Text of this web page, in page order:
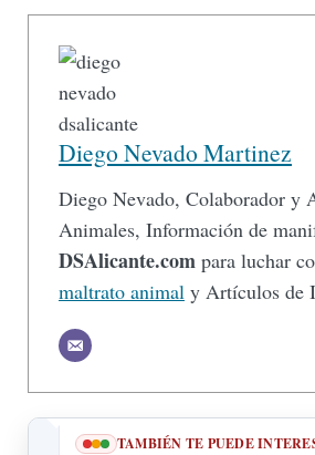
Diego Nevado Martinez
Diego Nevado, Colaborador y
Animales, Información de
DSAlicante.com para luchar
maltrato animal y Artículos de
TAMBIÉN TE PUEDE